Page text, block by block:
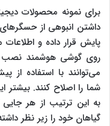
برای نمونه محصولات
داشتن انبوهی از
پایش قرار داده و اطلاعات
روی گوشی هوشمند نصب
می‌توانند با استفاده از
شما را اصلاح کنند.
به این ترتیب از هر
گیاهان خود را زیر نظر